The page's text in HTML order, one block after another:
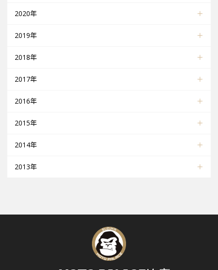
2020年
2019年
2018年
2017年
2016年
2015年
2014年
2013年